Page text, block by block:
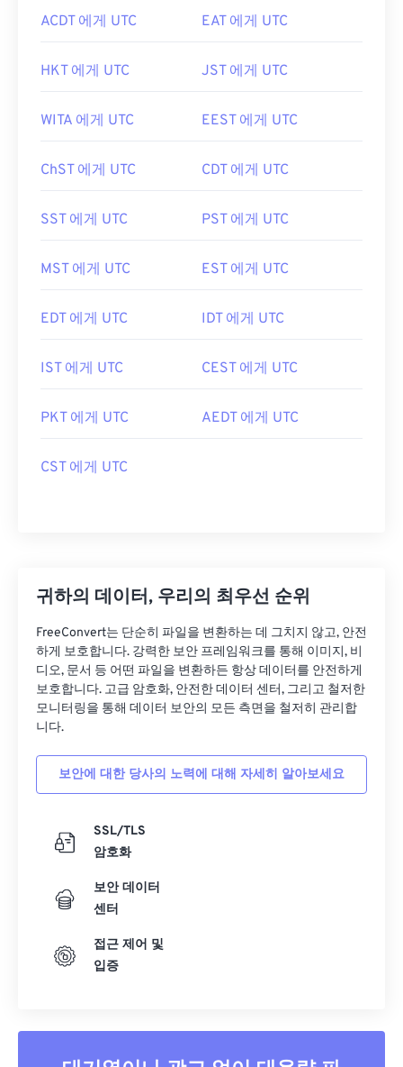
ACDT 에게 UTC EAT 에게 UTC
HKT 에게 UTC JST 에게 UTC
WITA 에게 UTC EEST 에게 UTC
ChST 에게 UTC CDT 에게 UTC
SST 에게 UTC PST 에게 UTC
MST 에게 UTC EST 에게 UTC
EDT 에게 UTC IDT 에게 UTC
IST 에게 UTC CEST 에게 UTC
PKT 에게 UTC AEDT 에게 UTC
CST 에게 UTC
귀하의 데이터, 우리의 최우선 순위
FreeConvert는 단순히 파일을 변환하는 데 그치지 않고, 안전
하게 보호합니다. 강력한 보안 프레임워크를 통해 이미지, 비
디오, 문서 등 어떤 파일을 변환하든 항상 데이터를 안전하게
보호합니다. 고급 암호화, 안전한 데이터 센터, 그리고 철저한
모니터링을 통해 데이터 보안의 모든 측면을 철저히 관리합
니다.
보안에 대한 당사의 노력에 대해 자세히 알아보세요
SSL/TLS
암호화
보안 데이터
센터
접근 제어 및
입증